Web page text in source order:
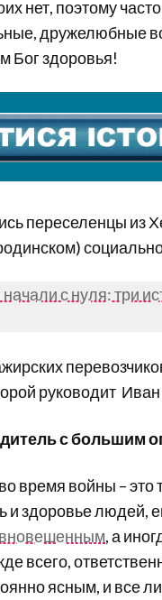
нет, поэтому
дружелюбные
Бог здоровья!
переселенцы из
с нуля: три
руководит
с большим
время войны – это
и здоровье людей,
, а
всего,
ясным, и все